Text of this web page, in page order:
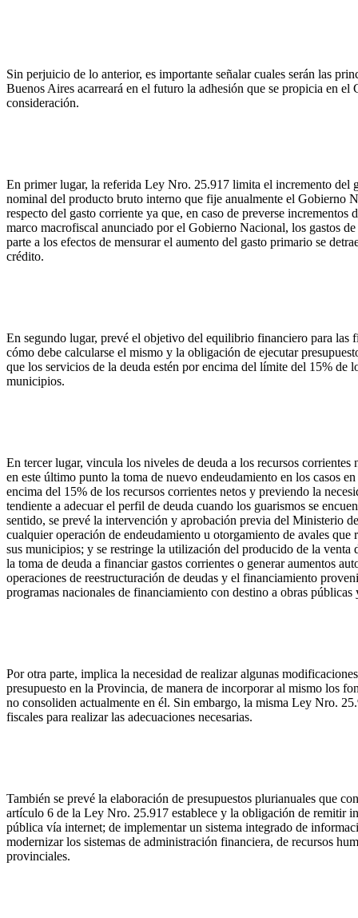
Sin perjuicio de lo anterior, es importante señalar cuales serán las
Buenos Aires acarreará en el futuro la adhesión que se propicia en el
consideración.
En primer lugar, la referida Ley Nro. 25.917 limita el incremento del
nominal del producto bruto interno que fije anualmente el Gobierno
respecto del gasto corriente ya que, en caso de preverse incrementos
marco macrofiscal anunciado por el Gobierno Nacional, los gastos
parte a los efectos de mensurar el aumento del gasto primario se
crédito.
En segundo lugar, prevé el objetivo del equilibrio financiero para las
cómo debe calcularse el mismo y la obligación de ejecutar
que los servicios de la deuda estén por encima del límite del 15% de
municipios.
En tercer lugar, vincula los niveles de deuda a los recursos
en este último punto la toma de nuevo endeudamiento en los casos
encima del 15% de los recursos corrientes netos y previendo la
tendiente a adecuar el perfil de deuda cuando los guarismos se
sentido, se prevé la intervención y aprobación previa del Ministerio
cualquier operación de endeudamiento u otorgamiento de avales
sus municipios; y se restringe la utilización del producido de la venta
la toma de deuda a financiar gastos corrientes o generar aumentos
operaciones de reestructuración de deudas y el financiamiento
programas nacionales de financiamiento con destino a obras públicas
Por otra parte, implica la necesidad de realizar algunas
presupuesto en la Provincia, de manera de incorporar al mismo los
no consoliden actualmente en él. Sin embargo, la misma Ley Nro.
fiscales para realizar las adecuaciones necesarias.
También se prevé la elaboración de presupuestos plurianuales que
artículo 6 de la Ley Nro. 25.917 establece y la obligación de remitir
pública vía internet; de implementar un sistema integrado de
modernizar los sistemas de administración financiera, de recursos
provinciales.